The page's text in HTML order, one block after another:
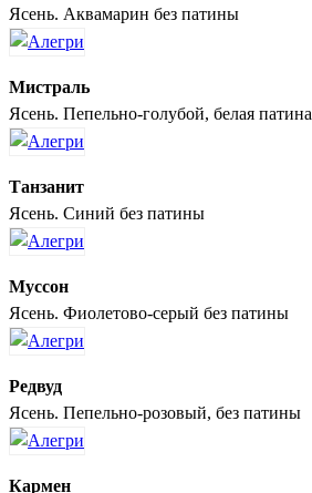
Ясень. Аквамарин без патины
Мистраль
Ясень. Пепельно-голубой, белая патина
Танзанит
Ясень. Синий без патины
Муссон
Ясень. Фиолетово-серый без патины
Редвуд
Ясень. Пепельно-розовый, без патины
Кармен